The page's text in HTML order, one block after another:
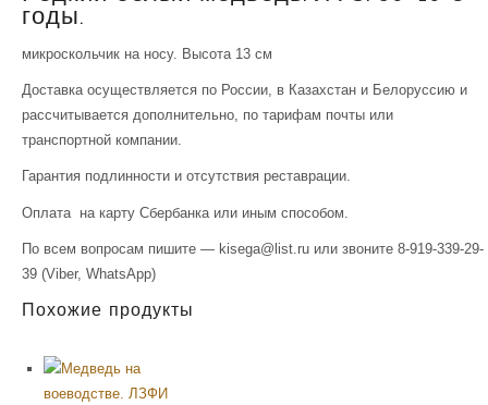
годы.
микроскольчик на носу. Высота 13 см
Доставка осуществляется по России, в Казахстан и Белоруссию и
рассчитывается дополнительно, по тарифам почты или
транспортной компании.
Гарантия подлинности и отсутствия реставрации.
Оплата на карту Сбербанка или иным способом.
По всем вопросам пишите — kisega@list.ru или звоните 8-919-339-29-
39 (Viber, WhatsApp)
Похожие продукты